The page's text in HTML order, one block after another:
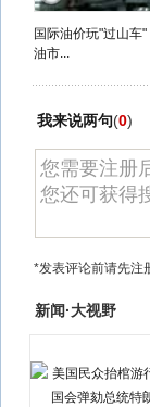
国际油价玩"过山车"
油市...
我来说两句(0)
*发表评论前请先注
新闻·大视野